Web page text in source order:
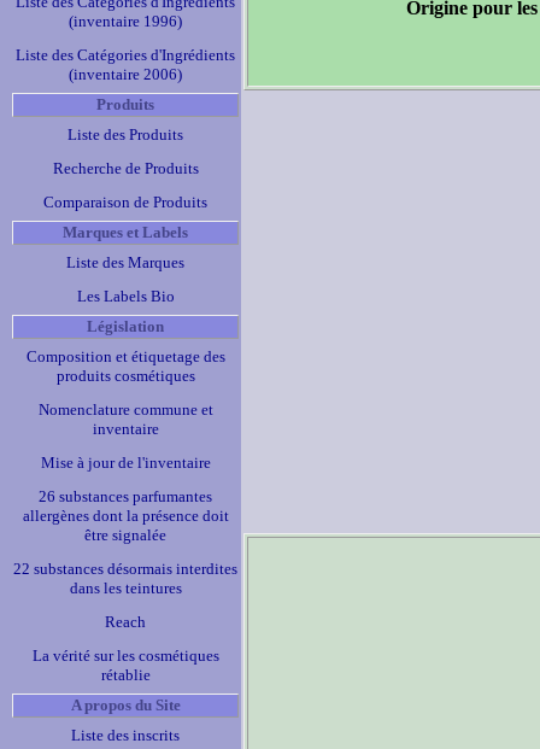
(inventaire 1996)
Liste des Catégories d'Ingrédients
(inventaire 2006)
Produits
Liste des Produits
Recherche de Produits
Comparaison de Produits
Marques et Labels
Liste des Marques
Les Labels Bio
Législation
Composition et étiquetage des
produits cosmétiques
Nomenclature commune et
inventaire
Mise à jour de l'inventaire
26 substances parfumantes
allergènes dont la présence doit
être signalée
22 substances désormais interdites
dans les teintures
Reach
La vérité sur les cosmétiques
rétablie
A propos du Site
Liste des inscrits
Origine pour les